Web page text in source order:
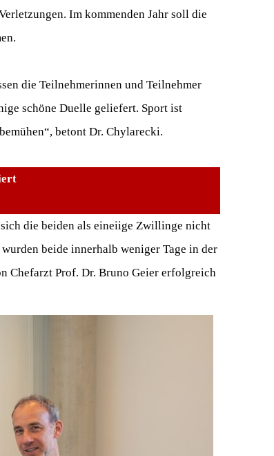
Im kommenden Jahr soll die
die Teilnehmerinnen und Teilnehmer
schöne Duelle geliefert. Sport ist
betont Dr. Chylarecki.
die beiden als eineiige Zwillinge nicht
beide innerhalb weniger Tage in der
Chefarzt Prof. Dr. Bruno Geier erfolgreich